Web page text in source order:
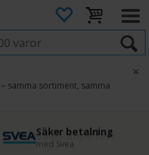
– samma sortiment, samma
×
Säker betalning
med Svea
45 dagars ångerrätt
Enkel retur